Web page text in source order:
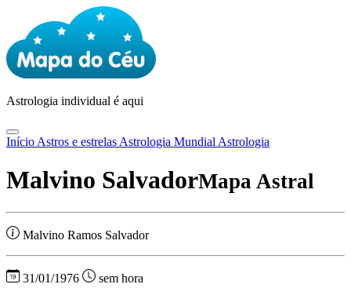
Astrologia individual é aqui
Início Astros e estrelas Astrologia Mundial Astrologia
Malvino SalvadorMapa Astral
Malvino Ramos Salvador
31/01/1976 sem hora